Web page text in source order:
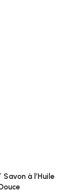
Savon à l’Huile